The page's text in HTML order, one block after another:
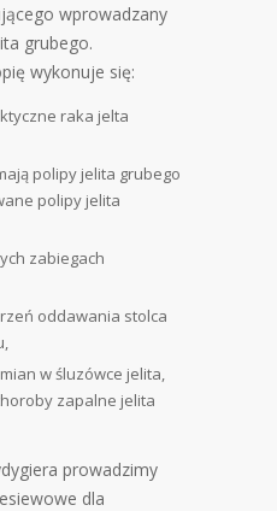
wprowadzany
grubego.
wykonuje się:
raka jelta
polipy jelita grubego
polipy jelita
zabiegach
oddawania stolca
w śluzówce jelita,
zapalne jelita
prowadzimy
dla